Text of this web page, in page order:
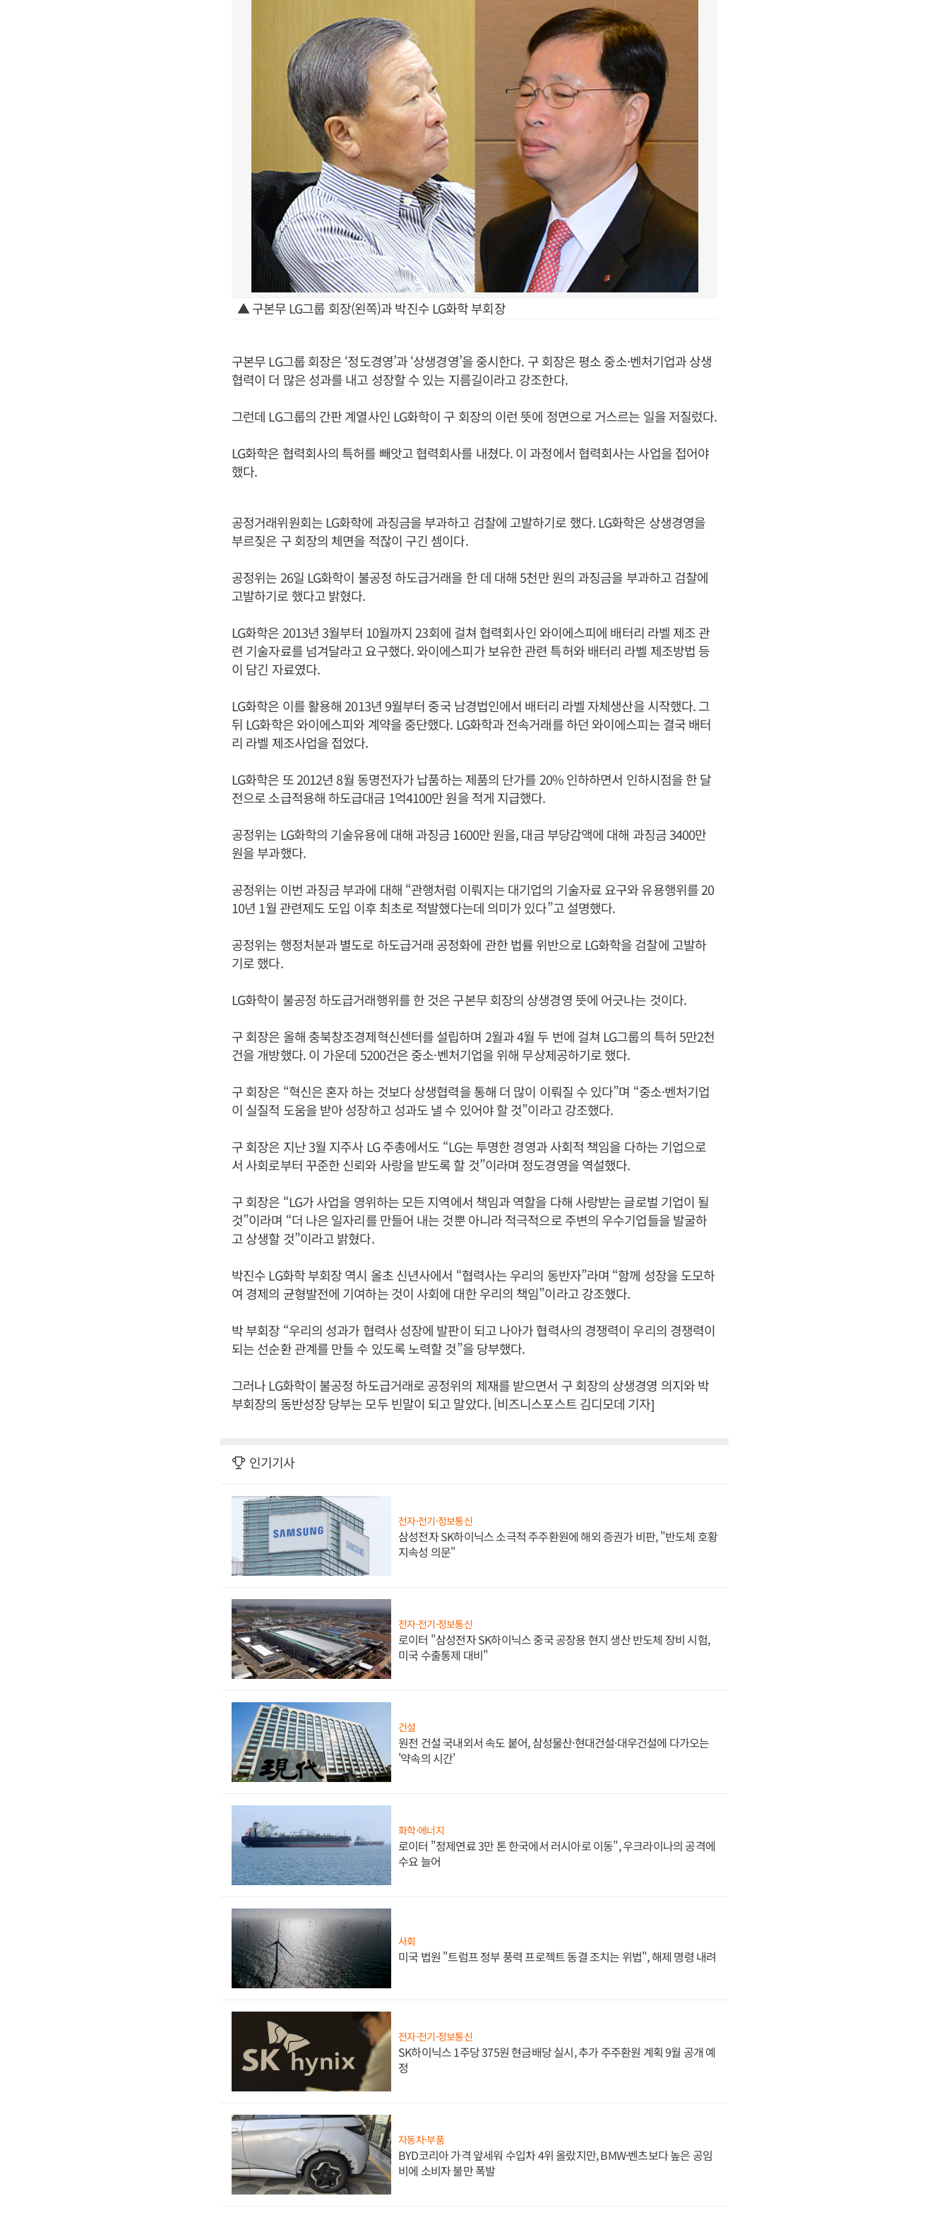
▲ 구본무 LG그룹 회장(왼쪽)과 박진수 LG화학 부회장
구본무 LG그룹 회장은 ‘정도경영’과 ‘상생경영’을 중시한다. 구 회장은 평소 중소·벤처기업과 상생
협력이 더 많은 성과를 내고 성장할 수 있는 지름길이라고 강조한다.
그런데 LG그룹의 간판 계열사인 LG화학이 구 회장의 이런 뜻에 정면으로 거스르는 일을 저질렀다.
LG화학은 협력회사의 특허를 빼앗고 협력회사를 내쳤다. 이 과정에서 협력회사는 사업을 접어야
했다.
공정거래위원회는 LG화학에 과징금을 부과하고 검찰에 고발하기로 했다. LG화학은 상생경영을
부르짖은 구 회장의 체면을 적잖이 구긴 셈이다.
공정위는 26일 LG화학이 불공정 하도급거래을 한 데 대해 5천만 원의 과징금을 부과하고 검찰에
고발하기로 했다고 밝혔다.
LG화학은 2013년 3월부터 10월까지 23회에 걸쳐 협력회사인 와이에스피에 배터리 라벨 제조 관
련 기술자료를 넘겨달라고 요구했다. 와이에스피가 보유한 관련 특허와 배터리 라벨 제조방법 등
이 담긴 자료였다.
LG화학은 이를 활용해 2013년 9월부터 중국 남경법인에서 배터리 라벨 자체생산을 시작했다. 그
뒤 LG화학은 와이에스피와 계약을 중단했다. LG화학과 전속거래를 하던 와이에스피는 결국 배터
리 라벨 제조사업을 접었다.
LG화학은 또 2012년 8월 동명전자가 납품하는 제품의 단가를 20% 인하하면서 인하시점을 한 달
전으로 소급적용해 하도급대금 1억4100만 원을 적게 지급했다.
공정위는 LG화학의 기술유용에 대해 과징금 1600만 원을, 대금 부당감액에 대해 과징금 3400만
원을 부과했다.
공정위는 이번 과징금 부과에 대해 “관행처럼 이뤄지는 대기업의 기술자료 요구와 유용행위를 20
10년 1월 관련제도 도입 이후 최초로 적발했다는데 의미가 있다”고 설명했다.
공정위는 행정처분과 별도로 하도급거래 공정화에 관한 법률 위반으로 LG화학을 검찰에 고발하
기로 했다.
LG화학이 불공정 하도급거래행위를 한 것은 구본무 회장의 상생경영 뜻에 어긋나는 것이다.
구 회장은 올해 충북창조경제혁신센터를 설립하며 2월과 4월 두 번에 걸쳐 LG그룹의 특허 5만2천
건을 개방했다. 이 가운데 5200건은 중소·벤처기업을 위해 무상제공하기로 했다.
구 회장은 “혁신은 혼자 하는 것보다 상생협력을 통해 더 많이 이뤄질 수 있다”며 “중소·벤처기업
이 실질적 도움을 받아 성장하고 성과도 낼 수 있어야 할 것”이라고 강조했다.
구 회장은 지난 3월 지주사 LG 주총에서도 “LG는 투명한 경영과 사회적 책임을 다하는 기업으로
서 사회로부터 꾸준한 신뢰와 사랑을 받도록 할 것”이라며 정도경영을 역설했다.
구 회장은 “LG가 사업을 영위하는 모든 지역에서 책임과 역할을 다해 사랑받는 글로벌 기업이 될
것”이라며 “더 나은 일자리를 만들어 내는 것뿐 아니라 적극적으로 주변의 우수기업들을 발굴하
고 상생할 것”이라고 밝혔다.
박진수 LG화학 부회장 역시 올초 신년사에서 “협력사는 우리의 동반자”라며 “함께 성장을 도모하
여 경제의 균형발전에 기여하는 것이 사회에 대한 우리의 책임”이라고 강조했다.
박 부회장 “우리의 성과가 협력사 성장에 발판이 되고 나아가 협력사의 경쟁력이 우리의 경쟁력이
되는 선순환 관계를 만들 수 있도록 노력할 것”을 당부했다.
그러나 LG화학이 불공정 하도급거래로 공정위의 제재를 받으면서 구 회장의 상생경영 의지와 박
부회장의 동반성장 당부는 모두 빈말이 되고 말았다. [비즈니스포스트 김디모데 기자]
인기기사
전자·전기·정보통신
삼성전자 SK하이닉스 소극적 주주환원에 해외 증권가 비판, "반도체 호황
지속성 의문"
전자·전기·정보통신
로이터 "삼성전자 SK하이닉스 중국 공장용 현지 생산 반도체 장비 시험,
미국 수출통제 대비"
건설
원전 건설 국내외서 속도 붙어, 삼성물산·현대건설·대우건설에 다가오는
'약속의 시간'
화학·에너지
로이터 "정제연료 3만 톤 한국에서 러시아로 이동", 우크라이나의 공격에
수요 늘어
사회
미국 법원 "트럼프 정부 풍력 프로젝트 동결 조치는 위법", 해제 명령 내려
전자·전기·정보통신
SK하이닉스 1주당 375원 현금배당 실시, 추가 주주환원 계획 9월 공개 예
정
자동차·부품
BYD코리아 가격 앞세워 수입차 4위 올랐지만, BMW·벤츠보다 높은 공임
비에 소비자 불만 폭발